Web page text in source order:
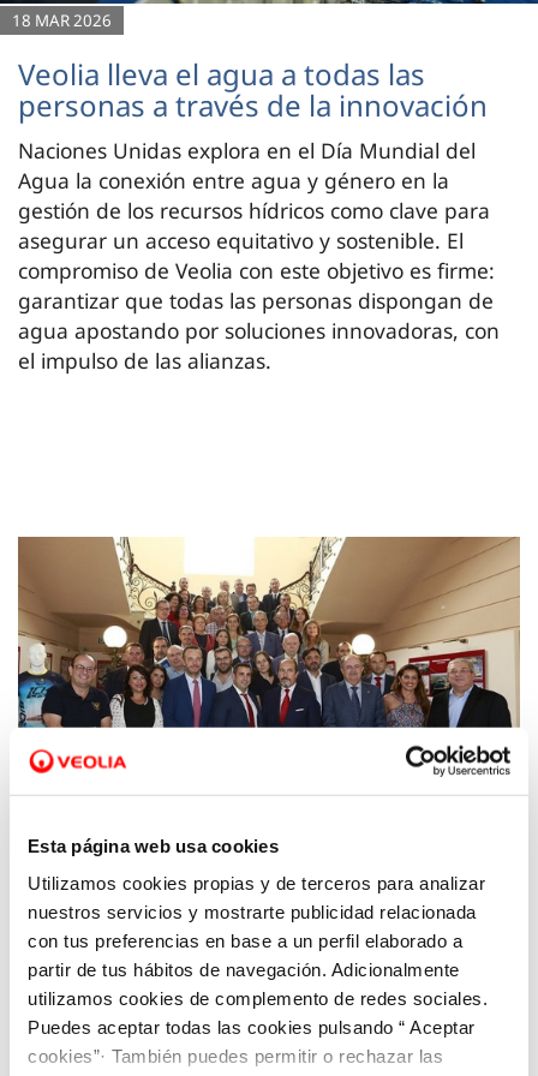
Esta página web usa cookies
Utilizamos cookies propias y de terceros para analizar
nuestros servicios y mostrarte publicidad relacionada
con tus preferencias en base a un perfil elaborado a
partir de tus hábitos de navegación. Adicionalmente
utilizamos cookies de complemento de redes sociales.
Puedes aceptar todas las cookies pulsando “ Aceptar
cookies”· También puedes permitir o rechazar las
18 MAR 2026
Veolia lleva el agua a todas las
personas a través de la innovación
Naciones Unidas explora en el Día Mundial del
Agua la conexión entre agua y género en la
gestión de los recursos hídricos como clave para
asegurar un acceso equitativo y sostenible. El
compromiso de Veolia con este objetivo es firme:
garantizar que todas las personas dispongan de
agua apostando por soluciones innovadoras, con
el impulso de las alianzas.
26 SEP 2018
Nace OISOC, el Observatorio de Innovación
Social abierto y participativo